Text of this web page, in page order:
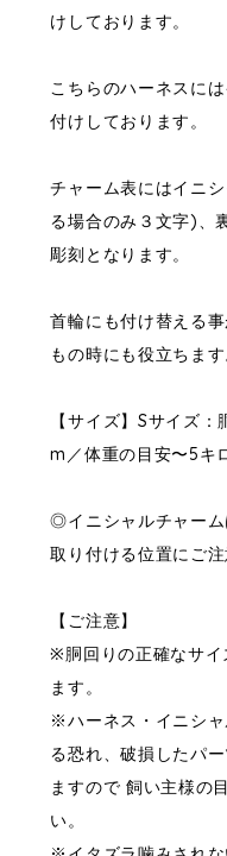
けしております。
こちらのハーネスに
付けしております。
チャーム表にはイニ
る場合のみ３文字)、
彫刻となります。
首輪にも付け替える
もの時にも役立ちます
【サイズ】Sサイズ
m／体重の目安〜5キ
◎イニシャルチャーム
取り付ける位置にご注
【ご注意】
※胴回りの正確なサイ
ます。
※ハーネス・イニシ
る恐れ、破損したパ
ますので 飼い主様の
い。